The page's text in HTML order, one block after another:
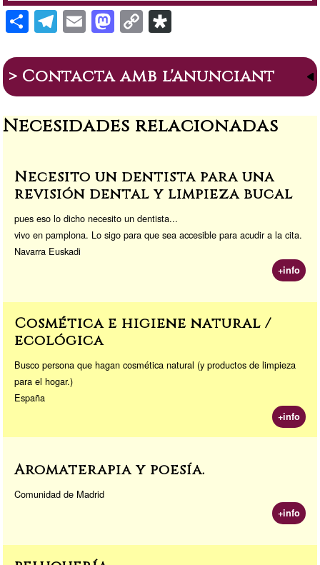
S
h
ar
e
T
el
e
gr
a
m
E
m
ail
M
a
st
o
d
o
C
o
p
y
Li
n
Di
s
p
or
a
> Contacta amb l'anunciant
Necesidades relacionadas
Necesito un dentista para una
revisión dental y limpieza bucal
pues eso lo dicho necesito un dentista...
vivo en pamplona. Lo sigo para que sea accesible para acudir a la cita.
Navarra Euskadi
+info
Cosmética e higiene natural /
ecológica
Busco persona que hagan cosmética natural (y productos de limpieza
para el hogar.)
España
+info
Aromaterapia y poesía.
Comunidad de Madrid
+info